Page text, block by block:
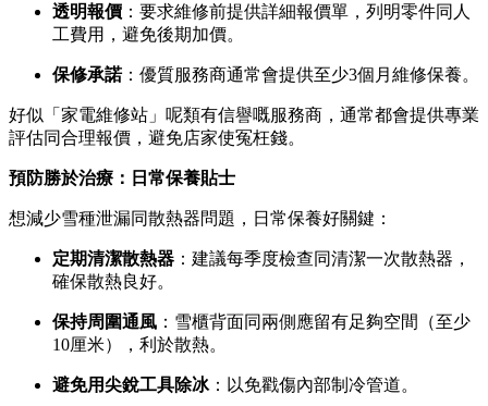
透明報價 ：要求維修前提供詳細報價單，列明零件同人
工費用，避免後期加價。
保修承諾：優質服務商通常會提供至少3個月維修保養。
好似「家電維修站」呢類有信譽嘅服務商，通常都會提供專業
評估同合理報價，避免店家使冤枉錢。
預防勝於治療：日常保養貼士
想減少雪種泄漏同散熱器問題，日常保養好關鍵：
定期清潔散熱器 ：建議每季度檢查同清潔一次散熱器，
確保散熱良好。
保持周圍通風 ：雪櫃背面同兩側應留有足夠空間（至少
10厘米），利於散熱。
避免用尖銳工具除冰：以免戳傷內部制冷管道。